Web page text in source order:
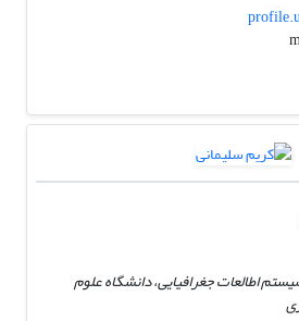
اطالعات جغرافیایی، دانشگاه علوم